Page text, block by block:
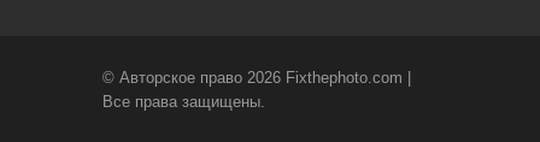
© Авторское право 2026 Fixthephoto.com |
Все права защищены.